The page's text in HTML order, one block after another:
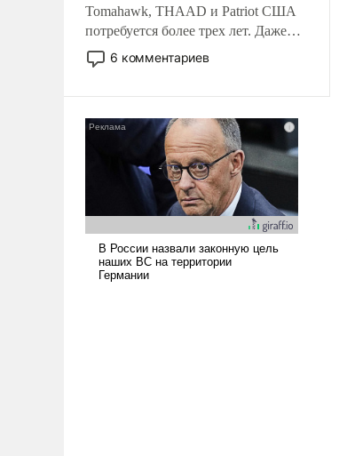
Tomahawk, THAAD и Patriot США
потребуется более трех лет. Даже
небольшая война с Ираном
опустошила американские
уязвимости США, например, перед
6 комментариев